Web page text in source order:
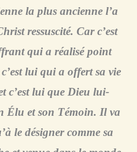
la plus ancienne l’a
ressuscité. Car c’est
qui a réalisé point
lui qui a offert sa vie
c’est lui que Dieu lui-
Élu et son Témoin. Il va
le désigner comme sa